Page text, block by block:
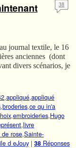
38
journal textile, le 16
anciennes (dont
divers scénarios, je
,appliqué,appliqué
,broderies,ce qu in'a
,embroideries,Hugo
,livre
rose,Sainte-
d eJouy | 38 Réponses